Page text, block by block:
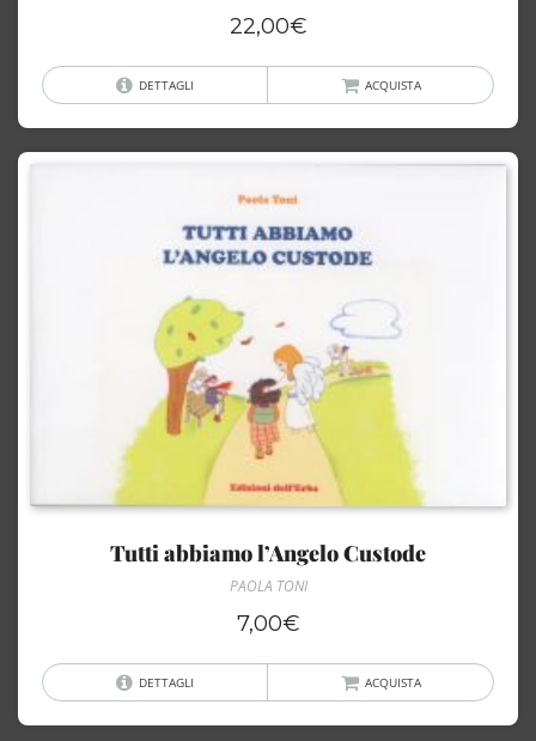
22,00€
DETTAGLI ACQUISTA
Tutti abbiamo l’Angelo Custode
PAOLA TONI
7,00€
DETTAGLI ACQUISTA